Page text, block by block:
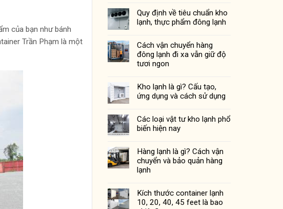
của bạn như bánh
Trần Phạm là một
Quy định về tiêu chuẩn kho
lạnh, thực phẩm đông lạnh
Cách vận chuyển hàng
đông lạnh đi xa vẫn giữ độ
tươi ngon
Kho lạnh là gì? Cấu tạo,
ứng dụng và cách sử dụng
Các loại vật tư kho lạnh phổ
biến hiện nay
Hàng lạnh là gì? Cách vận
chuyển và bảo quản hàng
lạnh
Kích thước container lạnh
10, 20, 40, 45 feet là bao